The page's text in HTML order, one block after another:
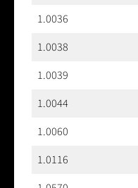
1.0036
1.0038
1.0039
1.0044
1.0060
1.0116